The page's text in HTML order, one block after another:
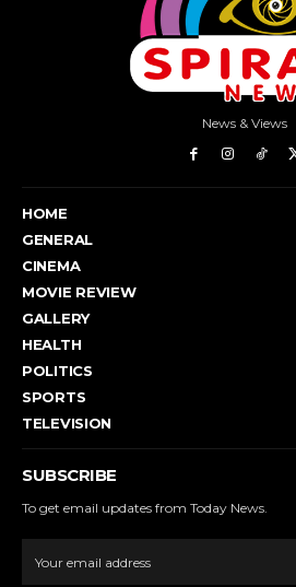
News & Views
HOME
GENERAL
CINEMA
MOVIE REVIEW
GALLERY
HEALTH
POLITICS
SPORTS
TELEVISION
SUBSCRIBE
To get email updates from Today News.